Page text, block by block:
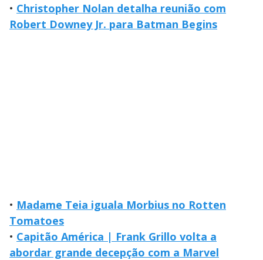
• Christopher Nolan detalha reunião com
Robert Downey Jr. para Batman Begins
• Madame Teia iguala Morbius no Rotten
Tomatoes
• Capitão América | Frank Grillo volta a
abordar grande decepção com a Marvel